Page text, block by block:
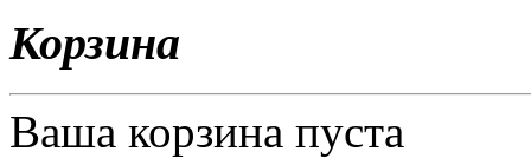
Корзина
Ваша корзина пуста